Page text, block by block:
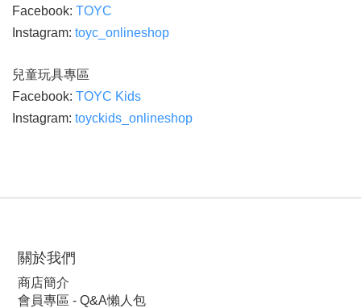
Facebook: TOYC
Instagram: toyc_onlineshop
兒童玩具專區
Facebook: TOYC Kids
Instagram: toyckids_onlineshop
關於我們
商店簡介
會員專區 - Q&A懶人包